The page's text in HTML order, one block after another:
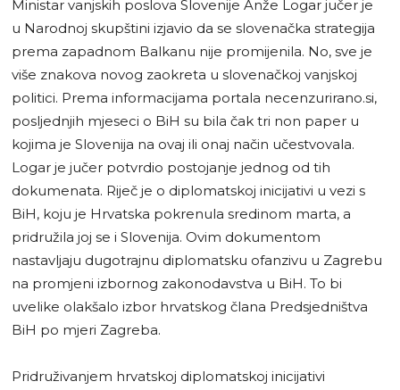
Ministar vanjskih poslova Slovenije Anže Logar jučer je
u Narodnoj skupštini izjavio da se slovenačka strategija
prema zapadnom Balkanu nije promijenila. No, sve je
više znakova novog zaokreta u slovenačkoj vanjskoj
politici. Prema informacijama portala necenzurirano.si,
posljednjih mjeseci o BiH su bila čak tri non paper u
kojima je Slovenija na ovaj ili onaj način učestvovala.
Logar je jučer potvrdio postojanje jednog od tih
dokumenata. Riječ je o diplomatskoj inicijativi u vezi s
BiH, koju je Hrvatska pokrenula sredinom marta, a
pridružila joj se i Slovenija. Ovim dokumentom
nastavljaju dugotrajnu diplomatsku ofanzivu u Zagrebu
na promjeni izbornog zakonodavstva u BiH. To bi
uvelike olakšalo izbor hrvatskog člana Predsjedništva
BiH po mjeri Zagreba.
Pridruživanjem hrvatskoj diplomatskoj inicijativi